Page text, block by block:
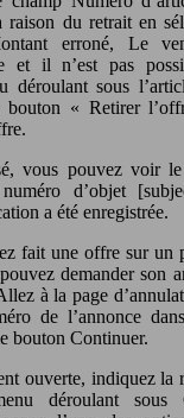
du retrait en
erroné, Le
et il n’est pas
déroulant sous
« Retirer
vous pouvez voir le
d’objet
a été enregistrée.
fait une offre sur un
demander son
à la page
de l’annonce
bouton Continuer.
ouverte, indiquez la
déroulant sous